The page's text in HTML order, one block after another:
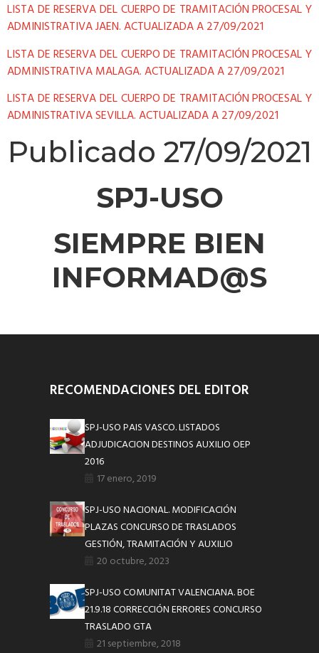
LISTA DE RESERVA DEL CUERPO DE TRAMITACIÓN PROCESAL Y
ADMINISTRATIVA JAEN. ACTUALIZADA A 27/09/2021
LISTA DE RESERVA DEL CUERPO DE TRAMITACIÓN PROCESAL Y
ADMINISTRATIVA MALAGA. ACTUALIZADA A 27/09/2021
LISTA DE RESERVA DEL CUERPO DE TRAMITACIÓN PROCESAL Y
ADMINISTRATIVA SEVILLA. ACTUALIZADA A 27/09/2021
Publicado 27/09/2021
SPJ-USO
SIEMPRE BIEN
INFORMAD@S
RECOMENDACIONES DEL EDITOR
SPJ-USO PAIS VASCO. LISTADOS
ADJUDICACION DESTINOS AUXILIO OEP
2016
17 enero, 2019
SPJ-USO NACIONAL. MODIFICACIÓN
PLAZAS CONCURSO DE TRASLADOS
GESTIÓN, TRAMITACIÓN Y AUXILIO
20 octubre, 2023
SPJ-USO COMUNITAT VALENCIANA. BOE
21.9.18 CORRECCIÓN ERRORES CONCURSO
TRASLADO GTA
21 septiembre, 2018